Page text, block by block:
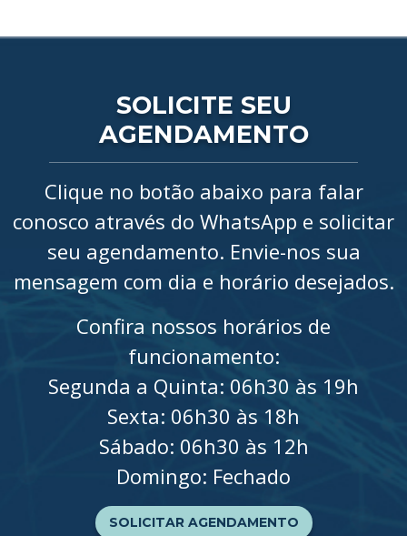
SOLICITE SEU
AGENDAMENTO
Clique no botão abaixo para falar
conosco através do WhatsApp e solicitar
seu agendamento. Envie-nos sua
mensagem com dia e horário desejados.
Confira nossos horários de
funcionamento:
Segunda a Quinta: 06h30 às 19h
Sexta: 06h30 às 18h
Sábado: 06h30 às 12h
Domingo: Fechado
SOLICITAR AGENDAMENTO